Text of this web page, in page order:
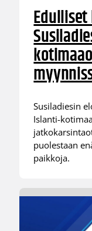
Susiladiesin
Islanti-
puolestaan
paikkoja.